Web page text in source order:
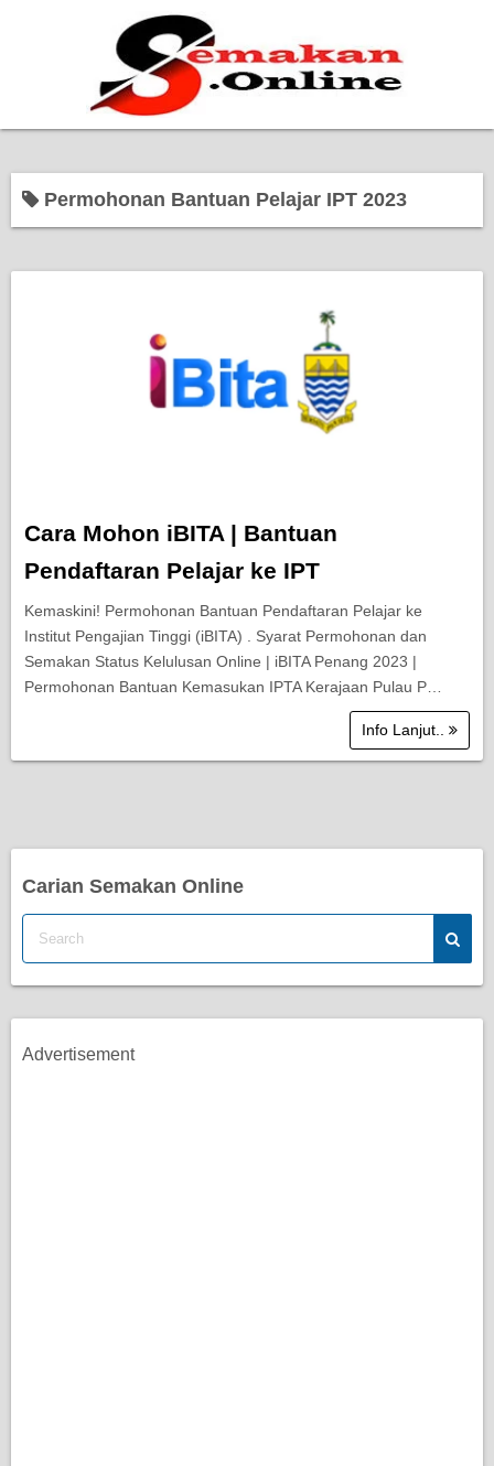
Bantuan Kerajaan
Kerja Kosong Terkini
Permohonan Bantuan Pelajar IPT 2023
Cara Mohon iBITA | Bantuan
Pendaftaran Pelajar ke IPT
Kemaskini! Permohonan Bantuan Pendaftaran Pelajar ke
Institut Pengajian Tinggi (iBITA) . Syarat Permohonan dan
Semakan Status Kelulusan Online | iBITA Penang 2023 |
Permohonan Bantuan Kemasukan IPTA Kerajaan Pulau P…
Info Lanjut..
Carian Semakan Online
Advertisement